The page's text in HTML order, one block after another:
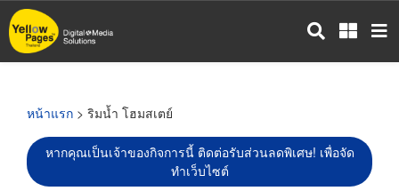
ข้าม
ไป
หน้าแรก > ริมน้ำ โฮมสเตย์
หากคุณเป็นเจ้าของกิจการนี้ ติดต่อรับส่วนลดพิเศษ! เพื่อจัด
ทำเว็บไซต์